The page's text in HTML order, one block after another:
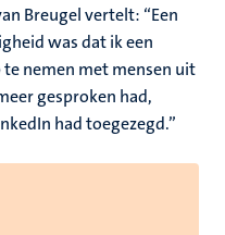
Breugel vertelt: “Een
was dat ik een
nemen met mensen uit
gesproken had,
had toegezegd.”